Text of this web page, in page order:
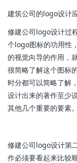
建筑公司的logo设计
修建公司logo设计过
个logo图标的功用性
的视觉向导的作用，
很简略了解这个图标
时分都可以简略了解
设计出来的著作至少
其他几个重要的要素。
修建公司logo设计第
作必须要看起来比较